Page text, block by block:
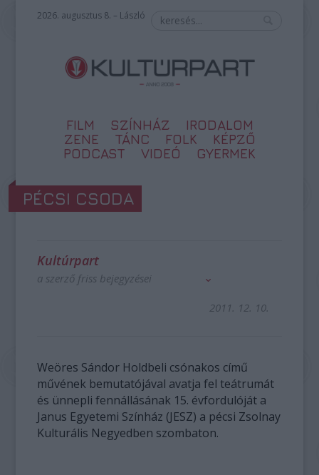
2026. augusztus 8. – László
FILM SZÍNHÁZ
IRODALOM
ZENE
TÁNC FOLK
KÉPZŐ
PODCAST
VIDEÓ GYERMEK
PÉCSI CSODA
Kultúrpart
a szerző friss bejegyzései
2011. 12. 10.
Weöres Sándor Holdbeli csónakos című
művének bemutatójával avatja fel teátrumát
és ünnepli fennállásának 15. évfordulóját a
Janus Egyetemi Színház (JESZ) a pécsi Zsolnay
Kulturális Negyedben szombaton.